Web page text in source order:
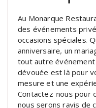
Au Monarque
des événements
occasions spéciales.
anniversaire, un
tout autre
dévouée est là pour
mesure et une
Contactez-nous pour
nous serons ravis de